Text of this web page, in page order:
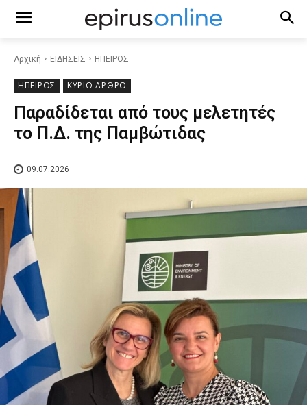
Αρχική ΕΙΔΗΣΕΙΣ ΗΠΕΙΡΟΣ
ΗΠΕΙΡΟΣ ΚΥΡΙΟ ΑΡΘΡΟ
Παραδίδεται από τους μελετητές
το Π.Δ. της Παμβώτιδας
09.07.2026